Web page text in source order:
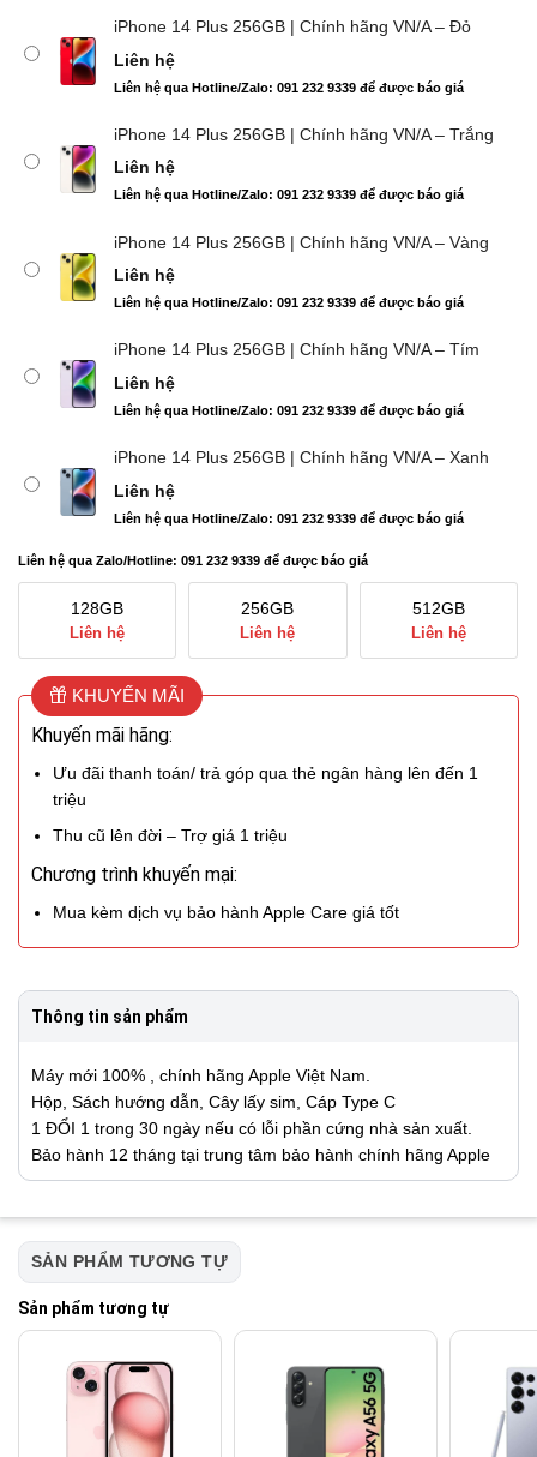
iPhone 14 Plus 256GB | Chính hãng VN/A – Đỏ
Liên hệ
Liên hệ qua Hotline/Zalo: 091 232 9339 để được báo giá
iPhone 14 Plus 256GB | Chính hãng VN/A – Trắng
Liên hệ
Liên hệ qua Hotline/Zalo: 091 232 9339 để được báo giá
iPhone 14 Plus 256GB | Chính hãng VN/A – Vàng
Liên hệ
Liên hệ qua Hotline/Zalo: 091 232 9339 để được báo giá
iPhone 14 Plus 256GB | Chính hãng VN/A – Tím
Liên hệ
Liên hệ qua Hotline/Zalo: 091 232 9339 để được báo giá
iPhone 14 Plus 256GB | Chính hãng VN/A – Xanh
Liên hệ
Liên hệ qua Hotline/Zalo: 091 232 9339 để được báo giá
Liên hệ qua Zalo/Hotline: 091 232 9339 để được báo giá
128GB
Liên hệ
256GB
Liên hệ
512GB
Liên hệ
KHUYẾN MÃI
Khuyến mãi hãng:
Ưu đãi thanh toán/ trả góp qua thẻ ngân hàng lên đến 1
triệu
Thu cũ lên đời – Trợ giá 1 triệu
Chương trình khuyến mại:
Mua kèm dịch vụ bảo hành Apple Care giá tốt
Thông tin sản phẩm
Máy mới 100% , chính hãng Apple Việt Nam.
Hộp, Sách hướng dẫn, Cây lấy sim, Cáp Type C
1 ĐỔI 1 trong 30 ngày nếu có lỗi phần cứng nhà sản xuất.
Bảo hành 12 tháng tại trung tâm bảo hành chính hãng Apple
SẢN PHẨM TƯƠNG TỰ
Sản phẩm tương tự